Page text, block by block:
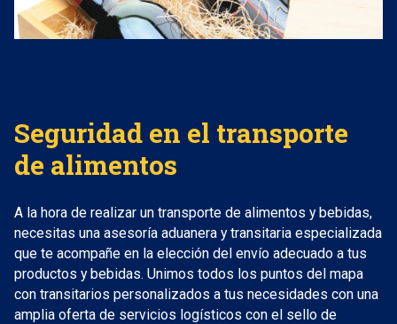
Seguridad en el transporte
de alimentos
A la hora de realizar un transporte de alimentos y bebidas,
necesitas una asesoría aduanera y transitaria especializada
que te acompañe en la elección del envío adecuado a tus
productos y bebidas. Unimos todos los puntos del mapa
con transitarios personalizados a tus necesidades con una
amplia oferta de servicios logísticos con el sello de